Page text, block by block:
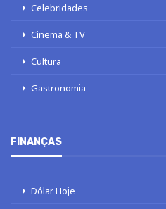
Celebridades
Cinema & TV
Cultura
Gastronomia
FINANÇAS
Dólar Hoje